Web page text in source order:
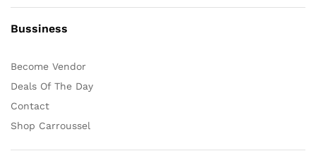
Bussiness
Become Vendor
Deals Of The Day
Contact
Shop Carroussel